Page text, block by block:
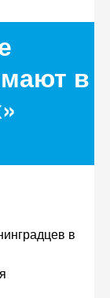
в
в